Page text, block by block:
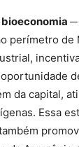
─
perímetro de
da capital,
Essa